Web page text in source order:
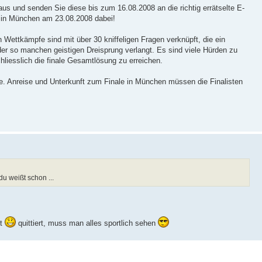
und senden Sie diese bis zum 16.08.2008 an die richtig errätselte E-
München am 23.08.2008 dabei!
sind mit über 30 kniffeligen Fragen verknüpft, die ein
so manchen geistigen Dreisprung verlangt. Es sind viele Hürden zu
die finale Gesamtlösung zu erreichen.
Anreise und Unterkunft zum Finale in München müssen die Finalisten
weißt schon ...
quittiert, muss man alles sportlich sehen